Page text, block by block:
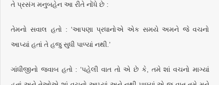
તે પ્રસંગ મનુબહેન આ રીતે નોંધે છે :
તેમનો સવાલ હતો : ‘આપણા પ્રધાનોએ એક સમયે અમને જે વચનો
આપ્યાં હતાં તે હજુ સુધી પાળ્યાં નથી.’
ગાંધીજીનો જવાબ હતો : ‘પહેલી વાત તો એ છે કે, તમે શાં વચનો માગ્યાં